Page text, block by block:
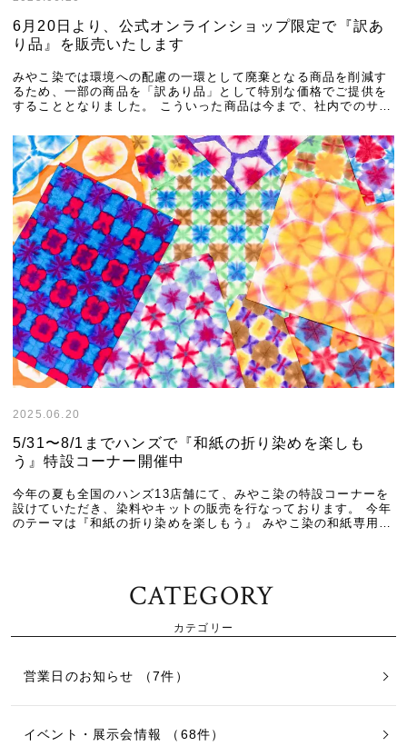
6月20日より、公式オンラインショップ限定で『訳あ
り品』を販売いたします
みやこ染では環境への配慮の一環として廃棄となる商品を削減す
るため、一部の商品を「訳あり品」として特別な価格でご提供を
することとなりました。 こういった商品は今まで、社内でのサン
2025.06.20
5/31〜8/1までハンズで『和紙の折り染めを楽しも
う』特設コーナー開催中
今年の夏も全国のハンズ13店舗にて、みやこ染の特設コーナーを
設けていただき、染料やキットの販売を行なっております。 今年
のテーマは『和紙の折り染めを楽しもう』 みやこ染の和紙専用染
CATEGORY
カテゴリー
営業日のお知らせ （7件）
イベント・展示会情報 （68件）